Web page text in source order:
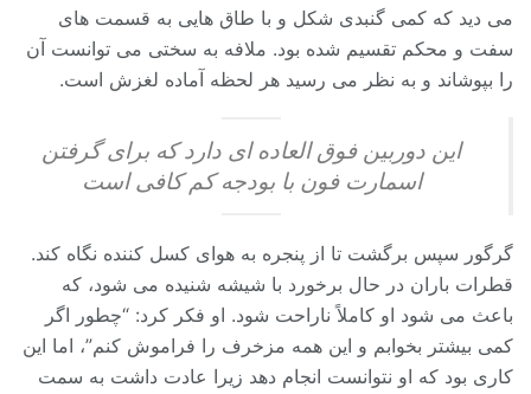
می دید که کمی گنبدی شکل و با طاق هایی به قسمت های
سفت و محکم تقسیم شده بود. ملافه به سختی می توانست آن
را بپوشاند و به نظر می رسید هر لحظه آماده لغزش است.
این دوربین فوق العاده ای دارد که برای گرفتن
اسمارت فون با بودجه کم کافی است
گرگور سپس برگشت تا از پنجره به هوای کسل کننده نگاه کند.
قطرات باران در حال برخورد با شیشه شنیده می شود، که
باعث می شود او کاملاً ناراحت شود. او فکر کرد: “چطور اگر
کمی بیشتر بخوابم و این همه مزخرف را فراموش کنم”، اما این
کاری بود که او نتوانست انجام دهد زیرا عادت داشت به سمت